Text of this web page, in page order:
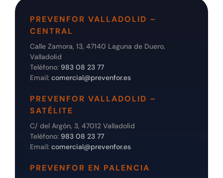
PREVENFOR VALLADOLID –
CENTRAL
Calle Zamora, 13, 47140 Laguna de Duero,
Valladolid
Teléfono: 983 08 23 77
Email: comercial@prevenfor.es
PREVENFOR VALLADOLID –
SATÉLITE
C/ del Argón, 3, 47012 Valladolid
Teléfono: 983 08 23 77
Email: comercial@prevenfor.es
PREVENFOR EN PALENCIA